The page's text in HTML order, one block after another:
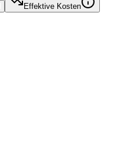
Effektive Kosten